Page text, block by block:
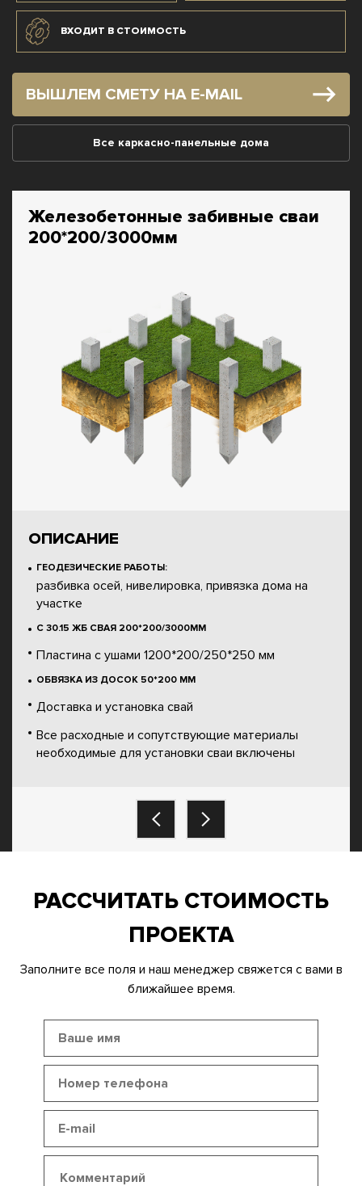
ВХОДИТ В СТОИМОСТЬ
ВЫШЛЕМ СМЕТУ НА E-MAIL
Все каркасно-панельные дома
Железобетонные забивные сваи
200*200/3000мм
ОПИСАНИЕ
ГЕОДЕЗИЧЕСКИЕ РАБОТЫ:
разбивка осей, нивелировка, привязка дома на
участке
С 30.15 ЖБ СВАЯ 200*200/3000ММ
Пластина с ушами 1200*200/250*250 мм
ОБВЯЗКА ИЗ ДОСОК 50*200 ММ
Доставка и установка свай
Все расходные и сопутствующие материалы
необходимые для установки сваи включены
РАССЧИТАТЬ СТОИМОСТЬ
ПРОЕКТА
Заполните все поля и наш менеджер свяжется с вами в
ближайшее время.